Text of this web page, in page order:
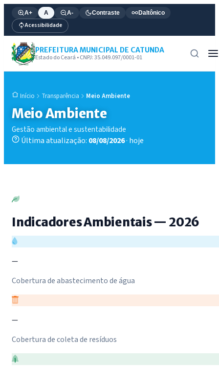
A+ A A- Contraste Daltônico
Acessibilidade
PREFEITURA MUNICIPAL DE CATUNDA
Estado do Ceará • CNPJ: 35.049.097/0001-01
Início Transparência Meio Ambiente
Meio Ambiente
Gestão ambiental e sustentabilidade
Última atualização: 08/08/2026· hoje
Indicadores Ambientais — 2026
—
Cobertura de abastecimento de água
—
Cobertura de coleta de resíduos